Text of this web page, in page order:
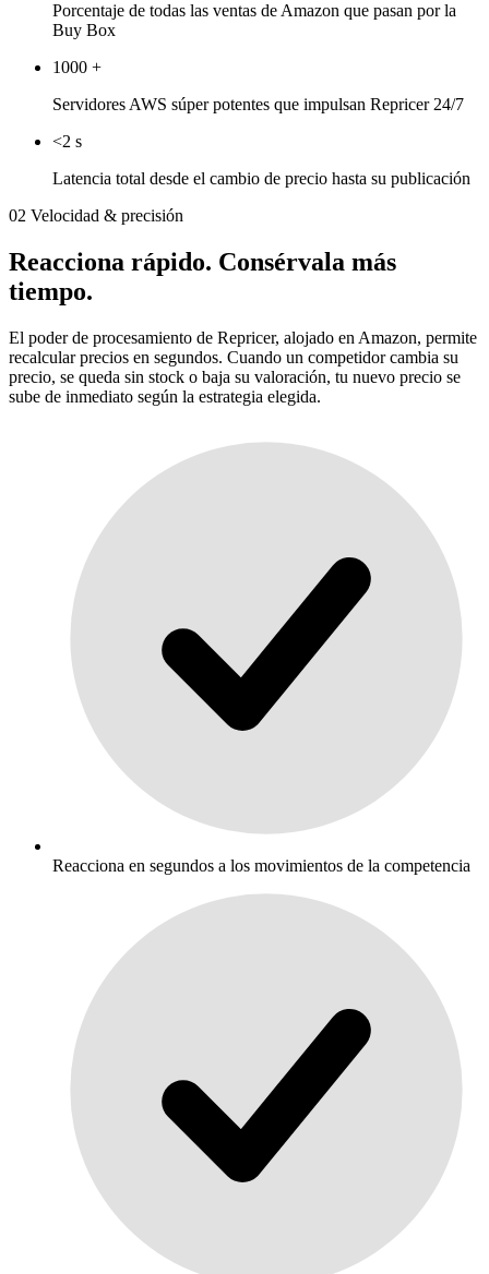
Porcentaje de todas las ventas de Amazon que pasan por la
Buy Box
1000 +
Servidores AWS súper potentes que impulsan Repricer 24/7
<2 s
Latencia total desde el cambio de precio hasta su publicación
02 Velocidad & precisión
Reacciona rápido. Consérvala más
tiempo.
El poder de procesamiento de Repricer, alojado en Amazon, permite
recalcular precios en segundos. Cuando un competidor cambia su
precio, se queda sin stock o baja su valoración, tu nuevo precio se
sube de inmediato según la estrategia elegida.
Reacciona en segundos a los movimientos de la competencia